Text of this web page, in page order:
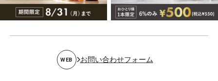
WEB お問い合わせフォーム